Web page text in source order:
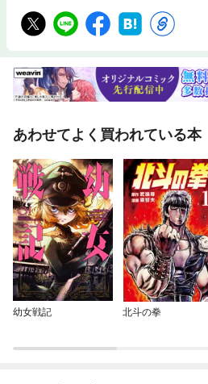
あわせてよく買われている本
幼女戦記 北斗の拳